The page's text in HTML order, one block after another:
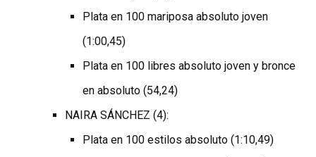
Plata en 100 mariposa absoluto joven
(1:00,45)
Plata en 100 libres absoluto joven y bronce
en absoluto (54,24)
NAIRA SÁNCHEZ (4):
Plata en 100 estilos absoluto (1:10,49)